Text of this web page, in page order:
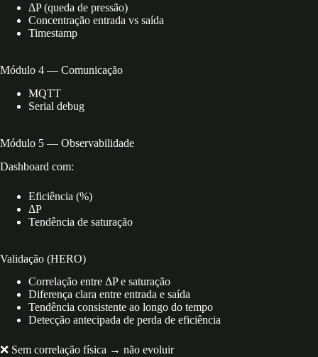
ΔP (queda de pressão)
Concentração entrada vs saída
Timestamp
Módulo 4 — Comunicação
MQTT
Serial debug
Módulo 5 — Observabilidade
Dashboard com:
Eficiência (%)
ΔP
Tendência de saturação
Validação (HERO)
Correlação entre ΔP e saturação
Diferença clara entre entrada e saída
Tendência consistente ao longo do tempo
Detecção antecipada de perda de eficiência
❌ Sem correlação física → não evoluir